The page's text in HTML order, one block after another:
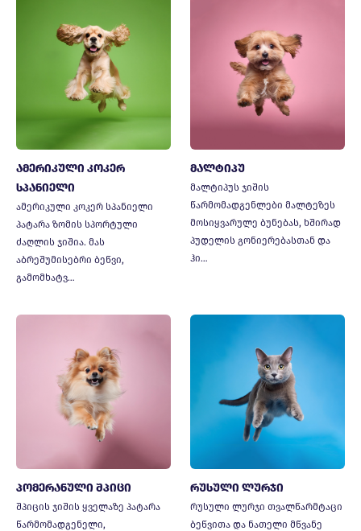
ამერიკული კოკერ
სპანიელი
ამერიკული კოკერ სპანიელი
პატარა ზომის სპორტული
ძაღლის ჯიშია. მას
აბრეშუმისებრი ბეწვი,
გამომხატვ…
მალტიპუ
მალტიპუს ჯიშის
წარმომადგენლები მალტეზეს
მოსიყვარულე ბუნებას, ხშირად
პუდელის გონიერებასთან და
ჰი…
პომერანული შპიცი
შპიცის ჯიშის ყველაზე პატარა
წარმომადგენელი,
რუსული ლურჯი
რუსული ლურჯი თვალწარმტაცი
ბეწვითა და ნათელი მწვანე